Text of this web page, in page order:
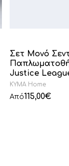
Σετ Μονό
Justice
KYMA Home
Από115,00€